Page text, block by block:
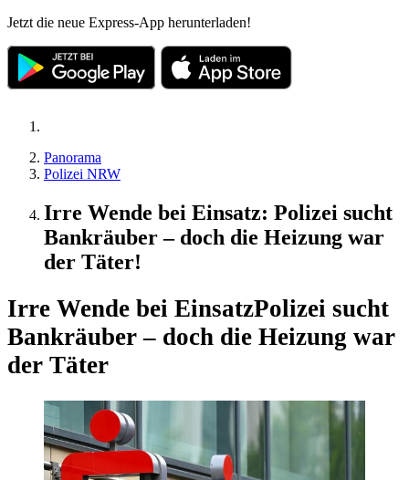
Jetzt die neue Express-App herunterladen!
Panorama
Polizei NRW
Irre Wende bei Einsatz: Polizei sucht
Bankräuber – doch die Heizung war
der Täter!
Irre Wende bei EinsatzPolizei sucht
Bankräuber – doch die Heizung war
der Täter